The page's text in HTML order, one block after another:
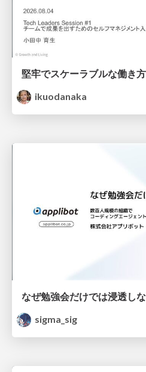
堅牢でスケーラブルな働き
ikuodanaka
sigma_sig